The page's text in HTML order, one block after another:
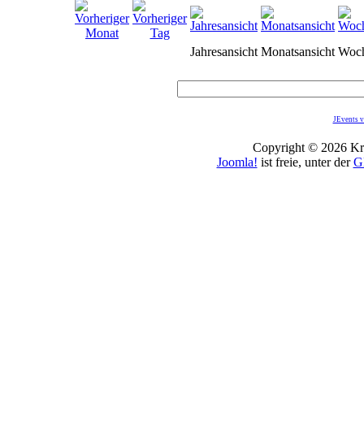
Jahresansicht Monatsansicht
JEvents
Copyright © 2026
Joomla! ist freie, unter der